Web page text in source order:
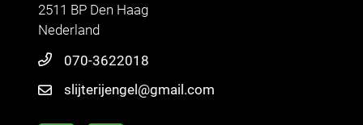
2511 BP Den Haag
Nederland
070-3622018
slijterijengel@gmail.com